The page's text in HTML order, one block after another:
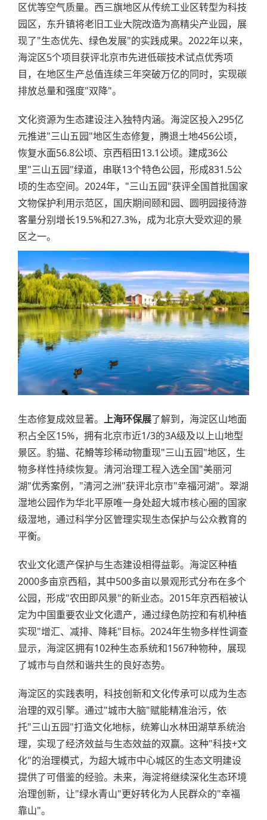
区优等空气质量。西三旗地区从传统工业区转型为科技
园区，东升镇将老旧工业大院改造为高精尖产业园，展
现了"生态优先、绿色发展"的实践成果。2022年以来，
海淀区5个项目获评北京市先进低碳技术试点优秀项
目，在地区生产总值连续三年突破万亿的同时，实现碳
排放总量和强度"双降"。
文化资源为生态建设注入独特内涵。海淀区投入295亿
元推进"三山五园"地区生态修复，腾退土地456公顷，
恢复水面56.8公顷、京西稻田13.1公顷。建成36公
里"三山五园"绿道，串联13个特色公园，形成831.5公
顷的生态空间。2024年，"三山五园"获评全国首批国家
文物保护利用示范区，国庆期间颐和园、圆明园接待游
客量分别增长19.5%和27.3%，成为北京大受欢迎的景
区之一。
生态修复成效显著。 上海环保展了解到，海淀区山地面
积占全区15%，拥有北京市近1/3的3A级及以上山地型
景区。豹猫、花䱻等珍稀动物重现"三山五园"地区，生
物多样性持续恢复。清河治理工程入选全国"美丽河
湖"优秀案例，"清河之洲"获评北京市"幸福河湖"。翠湖
湿地公园作为华北平原唯一身处超大城市核心圈的国家
级湿地，通过科学分区管理实现生态保护与公众教育的
平衡。
农业文化遗产保护与生态建设相得益彰。海淀区种植
2000多亩京西稻，其中500多亩以景观形式分布在多个
公园，形成"农田即风景"的新业态。2015年京西稻被认
定为中国重要农业文化遗产，通过绿色防控和有机种植
实现"增汇、减排、降耗"目标。2024年生物多样性调查
显示，海淀区拥有102种生态系统和1567种物种，展现
了城市与自然和谐共生的良好态势。
海淀区的实践表明，科技创新和文化传承可以成为生态
治理的双引擎。通过"城市大脑"赋能精准治污，依
托"三山五园"打造文化地标，统筹山水林田湖草系统治
理，实现了经济效益与生态效益的双赢。这种"科技+文
化"的治理模式，为超大城市中心城区的生态文明建设
提供了可借鉴的经验。未来，海淀将继续深化生态环境
治理创新，让"绿水青山"更好转化为人民群众的"幸福
靠山"。